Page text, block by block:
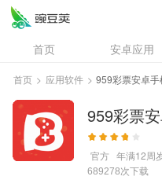
首页 安卓应用
资讯
专题
问答
首页 > 应用软件 > 959彩票安卓手
959彩票
官方 年满12周
689278次下载